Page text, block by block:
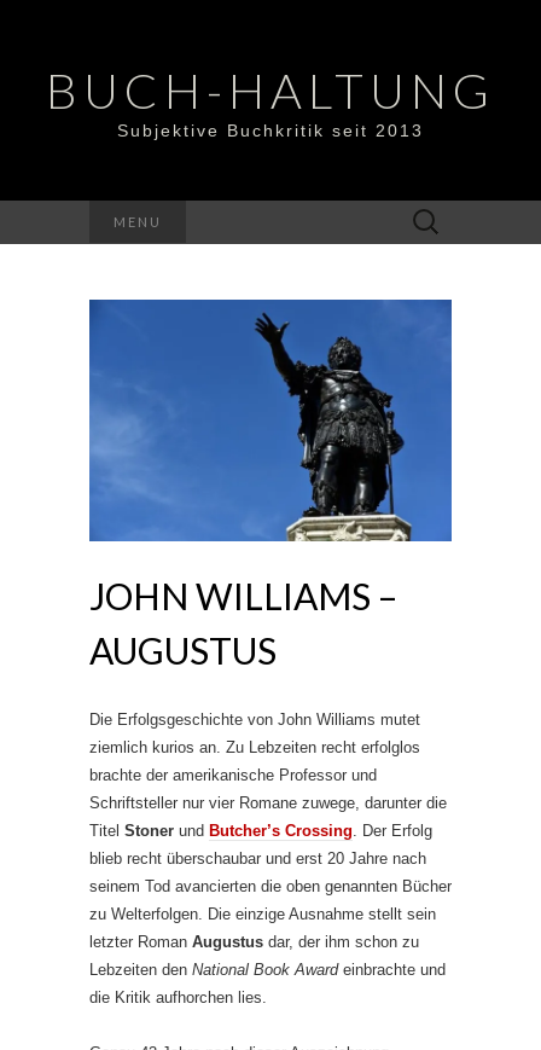
BUCH-HALTUNG
Subjektive Buchkritik seit 2013
MENU
Suchen
nach:
JOHN WILLIAMS –
AUGUSTUS
Die Erfolgsgeschichte von John Williams mutet
ziemlich kurios an. Zu Lebzeiten recht erfolglos
brachte der amerikanische Professor und
Schriftsteller nur vier Romane zuwege, darunter die
Titel Stoner und Butcher’s Crossing. Der Erfolg
blieb recht überschaubar und erst 20 Jahre nach
seinem Tod avancierten die oben genannten Bücher
zu Welterfolgen. Die einzige Ausnahme stellt sein
letzter Roman Augustus dar, der ihm schon zu
Lebzeiten den National Book Awardeinbrachte und
die Kritik aufhorchen lies.